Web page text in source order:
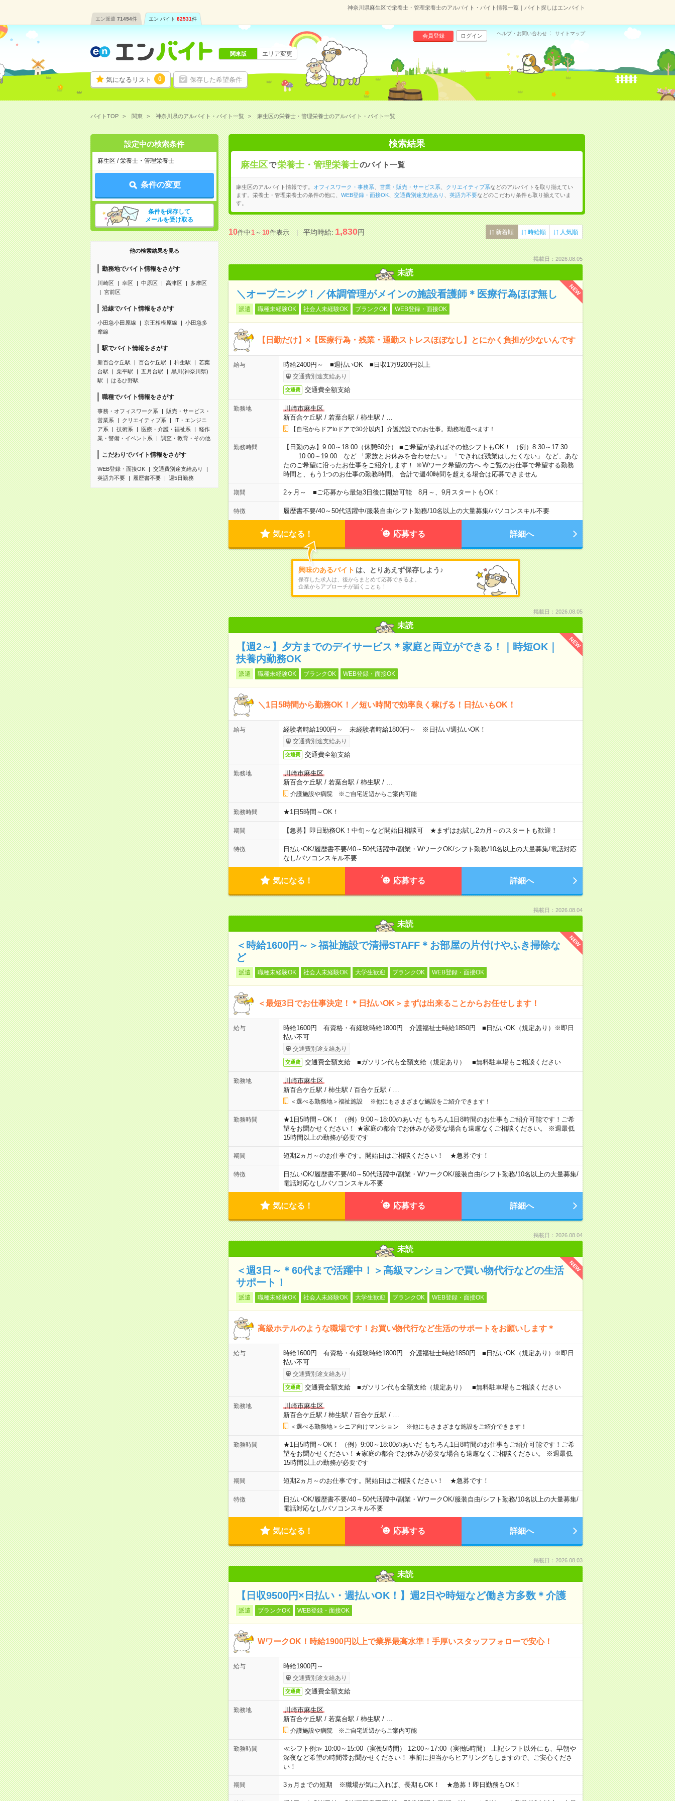
神奈川県麻生区で栄養士・管理栄養士のアルバイト・バイト情報一覧｜バイト探しはエンバイト
エン派遣 71454件 エン バイト 82531件
気になるリスト 0 保存した希望条件
会員登録 ログイン ヘルプ・お問い合わせ サイトマップ
関東版 エリア変更
バイトTOP 関東 神奈川県のアルバイト・バイト一覧 麻生区の栄養士・管理栄養士のアルバイト・バイト一覧
設定中の検索条件
麻生区 / 栄養士・管理栄養士
条件の変更
条件を保存して
メールを受け取る
他の検索結果を見る
勤務地でバイト情報をさがす
川崎区 幸区 中原区 高津区
多摩区
宮前区
沿線でバイト情報をさがす
小田急小田原線 京王相模原線
小田急多
摩線
駅でバイト情報をさがす
新百合ケ丘駅 百合ケ丘駅 柿生駅
若葉
台駅
栗平駅 五月台駅
黒川(神奈川県)
駅
はるひ野駅
職種でバイト情報をさがす
事務・オフィスワーク系
販売・サービス・
営業系
クリエイティブ系
IT・エンジニ
ア系
技術系 医療・介護・福祉系
軽作
業・警備・イベント系
調査・教育・その他
こだわりでバイト情報をさがす
WEB登録・面接OK
交通費別途支給あり
英語力不要
履歴書不要 週5日勤務
検索結果
麻生区で栄養士・管理栄養士のバイト一覧
麻生区のアルバイト情報です。 オフィスワーク・事務系 営業・販売・サービス系 クリエイティブ系などのアルバイトを取り揃えてい
ます。栄養士・管理栄養士の条件の他に、 WEB登録・面接OK、 交通費別途支給あり 英語力不要などのこだわり条件も取り揃えていま
す。
10件中1～10件表示 平均時給:1,830円 新着順 時給順 人気順
掲載日：2026.08.05
未読
NEW
＼オープニング！／体調管理がメインの施設看護師＊医療行為ほぼ無し
派遣 職種未経験OK 社会人未経験OK ブランクOK WEB登録・面接OK
【日勤だけ】×【医療行為・残業・通勤ストレスほぼなし】とにかく負担が少ないんです
給与 時給2400円～ ■週払いOK ■日収1万9200円以上
交通費別途支給あり
交通費 交通費全額支給
勤務地
川崎市麻生区
新百合ケ丘駅 / 若葉台駅 / 柿生駅 /
【自宅からドアtoドアで30分以内】介護施設でのお仕事。勤務地選べます！
勤務時間
【日勤のみ】9:00～18:00（休憩60分） ■ご希望があればその他シフトもOK！ （例）8:30～17:30
10:00～19:00 など 「家族とお休みを合わせたい」 「できれば残業はしたくない」 など、あな
たのご希望に沿ったお仕事をご紹介します！ ※Wワーク希望の方へ 今ご覧のお仕事で希望する勤務
時間と、もう1つのお仕事の勤務時間。 合計で週40時間を超える場合は応募できません
期間 2ヶ月～ ■ご応募から最短3日後に開始可能 8月～、9月スタートもOK！
特徴 履歴書不要/40～50代活躍中/服装自由/シフト勤務/10名以上の大量募集/パソコンスキル不要
気になる！ 応募する 詳細へ
興味のあるバイト は、とりあえず保存しよう♪
保存した求人は、後からまとめて応募できるよ。
企業からアプローチが届くことも！
掲載日：2026.08.05
未読
NEW
【週2～】夕方までのデイサービス＊家庭と両立ができる！｜時短OK｜
扶養内勤務OK
派遣 職種未経験OK ブランクOK WEB登録・面接OK
＼1日5時間から勤務OK！／短い時間で効率良く稼げる！日払いもOK！
給与 経験者時給1900円～ 未経験者時給1800円～ ※日払い/週払いOK！
交通費別途支給あり
交通費 交通費全額支給
勤務地
川崎市麻生区
新百合ケ丘駅 / 若葉台駅 / 柿生駅 /
介護施設や病院 ※ご自宅近辺からご案内可能
勤務時間 ★1日5時間～OK！
期間 【急募】即日勤務OK！中旬～など開始日相談可 ★まずはお試し2カ月～のスタートも歓迎！
特徴 日払いOK/履歴書不要/40～50代活躍中/副業・WワークOK/シフト勤務/10名以上の大量募集/電話対応
なし/パソコンスキル不要
気になる！ 応募する 詳細へ
掲載日：2026.08.04
未読
NEW
＜時給1600円～＞福祉施設で清掃STAFF＊お部屋の片付けやふき掃除な
ど
派遣 職種未経験OK 社会人未経験OK 大学生歓迎 ブランクOK WEB登録・面接OK
＜最短3日でお仕事決定！＊日払いOK＞まずは出来ることからお任せします！
給与
時給1600円 有資格・有経験時給1800円 介護福祉士時給1850円 ■日払いOK（規定あり）※即日
払い不可
交通費別途支給あり
交通費 交通費全額支給 ■ガソリン代も全額支給（規定あり） ■無料駐車場もご相談ください
勤務地
川崎市麻生区
新百合ケ丘駅 / 柿生駅 / 百合ケ丘駅 /
＜選べる勤務地＞福祉施設 ※他にもさまざまな施設をご紹介できます！
勤務時間
★1日5時間～OK！ （例）9:00～18:00のあいだ もちろん1日8時間のお仕事もご紹介可能です！ご希
望をお聞かせください！ ★家庭の都合でお休みが必要な場合も遠慮なくご相談ください。 ※週最低
15時間以上の勤務が必要です
期間 短期2ヵ月～のお仕事です。開始日はご相談ください！ ★急募です！
特徴 日払いOK/履歴書不要/40～50代活躍中/副業・WワークOK/服装自由/シフト勤務/10名以上の大量募集/
電話対応なし/パソコンスキル不要
気になる！ 応募する 詳細へ
掲載日：2026.08.04
未読
NEW
＜週3日～＊60代まで活躍中！＞高級マンションで買い物代行などの生活
サポート！
派遣 職種未経験OK 社会人未経験OK 大学生歓迎 ブランクOK WEB登録・面接OK
高級ホテルのような職場です！お買い物代行など生活のサポートをお願いします＊
給与
時給1600円 有資格・有経験時給1800円 介護福祉士時給1850円 ■日払いOK（規定あり）※即日
払い不可
交通費別途支給あり
交通費 交通費全額支給 ■ガソリン代も全額支給（規定あり） ■無料駐車場もご相談ください
勤務地
川崎市麻生区
新百合ケ丘駅 / 柿生駅 / 百合ケ丘駅 /
＜選べる勤務地＞シニア向けマンション ※他にもさまざまな施設をご紹介できます！
勤務時間
★1日5時間～OK！ （例）9:00～18:00のあいだ もちろん1日8時間のお仕事もご紹介可能です！ご希
望をお聞かせください！★家庭の都合でお休みが必要な場合も遠慮なくご相談ください。 ※週最低
15時間以上の勤務が必要です
期間 短期2ヵ月～のお仕事です。開始日はご相談ください！ ★急募です！
特徴 日払いOK/履歴書不要/40～50代活躍中/副業・WワークOK/服装自由/シフト勤務/10名以上の大量募集/
電話対応なし/パソコンスキル不要
気になる！ 応募する 詳細へ
掲載日：2026.08.03
未読
【日収9500円×日払い・週払いOK！】週2日や時短など働き方多数＊介護
派遣 ブランクOK WEB登録・面接OK
WワークOK！時給1900円以上で業界最高水準！手厚いスタッフフォローで安心！
給与 時給1900円～
交通費別途支給あり
交通費 交通費全額支給
勤務地
川崎市麻生区
新百合ケ丘駅 / 若葉台駅 / 柿生駅 /
介護施設や病院 ※ご自宅近辺からご案内可能
勤務時間
≪シフト例≫ 10:00～15:00（実働5時間） 12:00～17:00（実働5時間） 上記シフト以外にも、早朝や
深夜など希望の時間帯お聞かせください！ 事前に担当からヒアリングもしますので、ご安心くださ
い！
期間 3ヵ月までの短期 ※職場が気に入れば、長期もOK！ ★急募！即日勤務もOK！